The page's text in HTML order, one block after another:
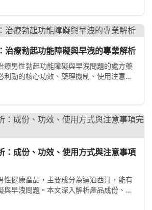
治療勃起功能障礙與早洩的專業解析
療男性勃起功能障礙與早洩問題的處方藥
利勁的核心功效、藥理機制、使用注意事
：成份、功效、使用方式與注意事項
性健康產品，主要成分為達泊西汀，能有
與早洩問題。本文深入解析產品成份、功